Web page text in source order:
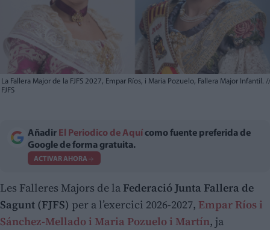
La Fallera Major de la FJFS 2027, Empar Ríos, i Maria Pozuelo, Fallera Major Infantil. //
FJFS
Añadir El Periodico de Aquí como fuente preferida de
Google de forma gratuita.
ACTIVAR AHORA
Les Falleres Majors de la Federació Junta Fallera de
Sagunt (FJFS) per a l’exercici 2026-2027, Empar Ríos i
Sánchez-Mellado i Maria Pozuelo i Martín, ja